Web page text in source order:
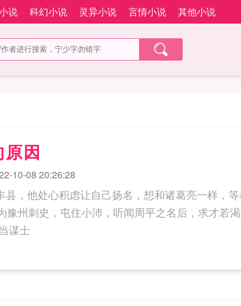
说 科幻小说 灵异小说 言情小说 其他小说
因
10-08 20:26:28
县，他处心积虑让自己扬名，想和诸葛亮一样，
豫州刺史，屯住小沛，听闻周平之名后，求才若
我当谋士